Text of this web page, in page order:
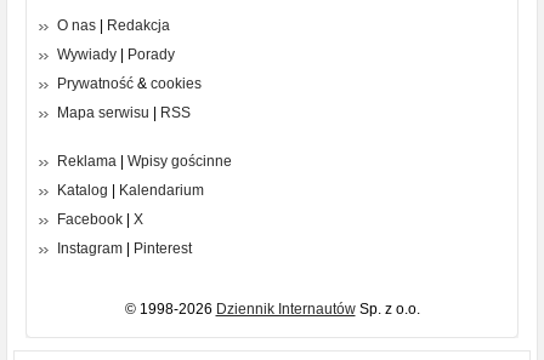
O nas
Redakcja
Wywiady
Porady
Prywatność & cookies
Mapa serwisu
RSS
Reklama
Wpisy gościnne
Katalog
Kalendarium
Facebook
X
Instagram
Pinterest
© 1998-2026 Dziennik InternautówSp. z o.o.